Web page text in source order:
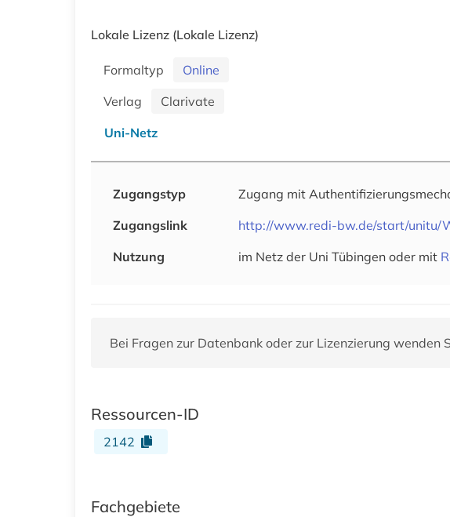
Lokale Lizenz (Lokale Lizenz)
Formaltyp
Online
Verlag
Clarivate
Uni-Netz
Zugangstyp
Zugang mit
Zugangslink
http://www.redi-bw.de/start/unitu/
Nutzung
im Netz der Uni Tübingen oder mit
Bei Fragen zur Datenbank oder zur Lizenzierung wenden
Ressourcen-ID
2142
Fachgebiete